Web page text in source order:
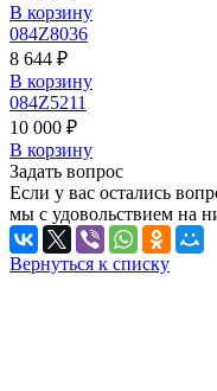
В корзину
084Z8036
8 644 ₽
В корзину
084Z5211
10 000 ₽
В корзину
Задать вопрос
Если у вас остались
мы с удовольствием на
Вернуться к списку